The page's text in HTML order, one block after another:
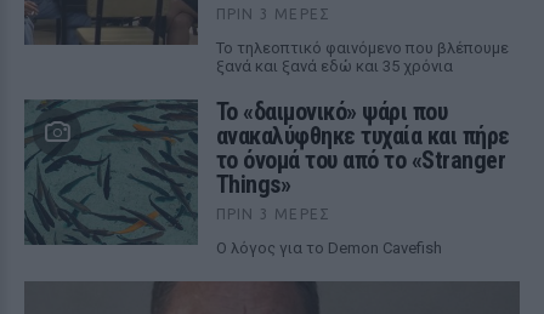
ΠΡΙΝ 3 ΜΈΡΕΣ
Το τηλεοπτικό φαινόμενο που βλέπουμε
ξανά και ξανά εδώ και 35 χρόνια
Το «δαιμονικό» ψάρι που
ανακαλύφθηκε τυχαία και πήρε
το όνομά του από το «Stranger
Things»
ΠΡΙΝ 3 ΜΈΡΕΣ
Ο λόγος για το Demon Cavefish